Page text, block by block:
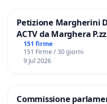
Petizione Margherini
ACTV da Marghera
Marco Polo tariffa a €
151 firme
151 Firme / 30 giorni
9 Jul 2026
Commissione